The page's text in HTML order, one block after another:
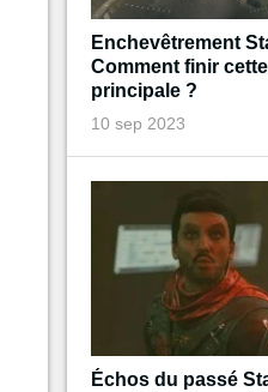
Enchevêtrement
Comment finir
principale ?
10 sep 2023
Échos du passé